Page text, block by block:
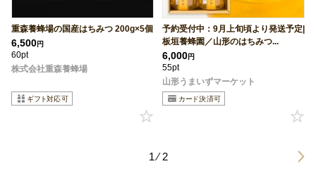
重森養蜂場の国産はちみつ 200g×5個
6,500円
60pt
株式会社重森養蜂場
予約受付中：9月上旬頃より発送予定|
板垣養蜂園／山形のはちみつ...
6,000円
55pt
山形うまいずマーケット
1 ⁄ 2